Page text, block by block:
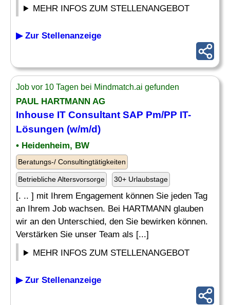
MEHR INFOS ZUM STELLENANGEBOT
▶ Zur Stellenanzeige
Job vor 10 Tagen bei Mindmatch.ai gefunden
PAUL HARTMANN AG
Inhouse IT Consultant SAP Pm/PP IT-
Lösungen (w/m/d)
• Heidenheim, BW
Beratungs-/ Consultingtätigkeiten
Betriebliche Altersvorsorge 30+ Urlaubstage
[. .. ] mit Ihrem Engagement können Sie jeden Tag
an Ihrem Job wachsen. Bei HARTMANN glauben
wir an den Unterschied, den Sie bewirken können.
Verstärken Sie unser Team als [...]
MEHR INFOS ZUM STELLENANGEBOT
▶ Zur Stellenanzeige